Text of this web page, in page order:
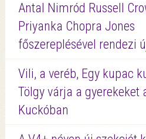
Antal Nimród Russell
Priyanka Chopra Jones
főszereplésével rendezi
Vili, a veréb, Egy kupac
Tölgy várja a gyerekeket
Kuckóban